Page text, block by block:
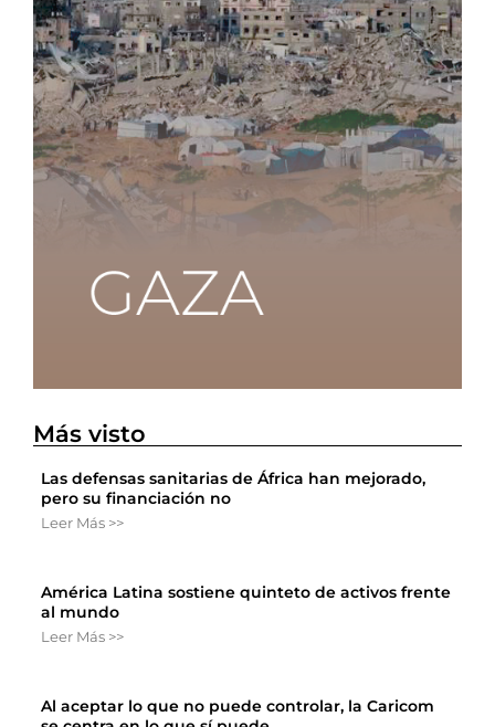
Más visto
Las defensas sanitarias de África han mejorado,
pero su financiación no
Leer Más >>
América Latina sostiene quinteto de activos frente
al mundo
Leer Más >>
Al aceptar lo que no puede controlar, la Caricom